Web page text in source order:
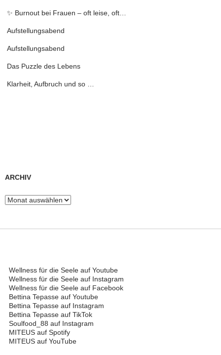
✨ Burnout bei Frauen – oft leise, oft…
Aufstellungsabend
Aufstellungsabend
Das Puzzle des Lebens
Klarheit, Aufbruch und so …
ARCHIV
Archiv
Wellness für die Seele auf Youtube
Wellness für die Seele auf Instagram
Wellness für die Seele auf Facebook
Bettina Tepasse auf Youtube
Bettina Tepasse auf Instagram
Bettina Tepasse auf TikTok
Soulfood_88 auf Instagram
MITEUS auf Spotify
MITEUS auf YouTube